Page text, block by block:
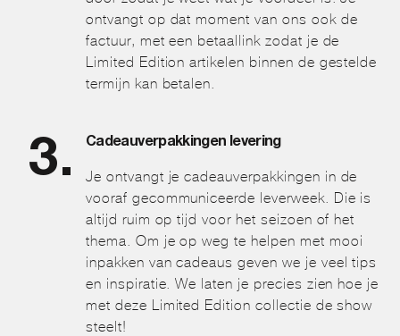
ontvangt op dat moment van ons ook de
factuur, met een betaallink zodat je de
Limited Edition artikelen binnen de gestelde
termijn kan betalen.
Cadeauverpakkingen levering
Je ontvangt je cadeauverpakkingen in de
vooraf gecommuniceerde leverweek. Die is
altijd ruim op tijd voor het seizoen of het
thema. Om je op weg te helpen met mooi
inpakken van cadeaus geven we je veel tips
en inspiratie. We laten je precies zien hoe je
met deze Limited Edition collectie de show
steelt!